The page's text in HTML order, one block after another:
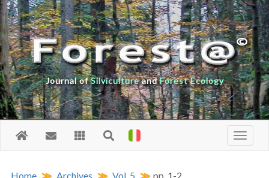
Journal ofSilvicultureandForest Ecology
Home Archives Vol. 5 pp. 1-2